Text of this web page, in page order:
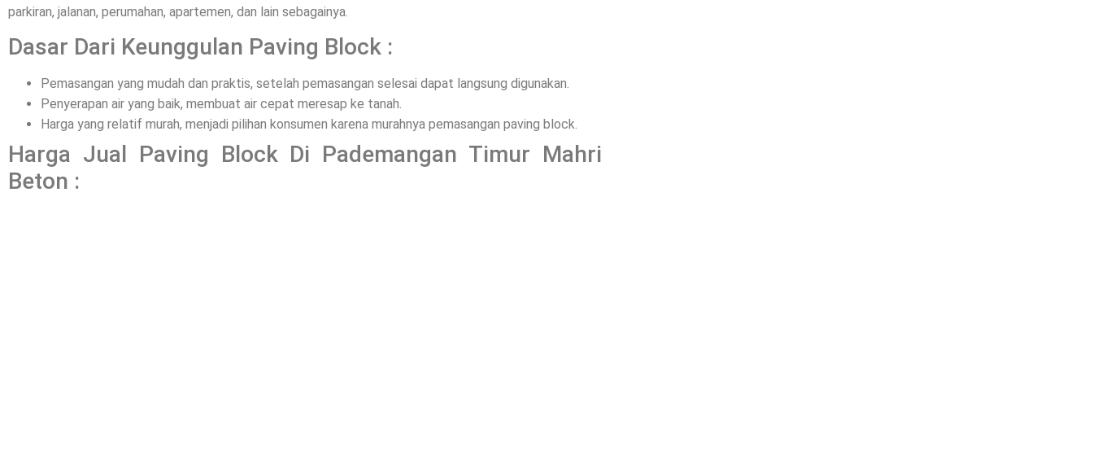
parkiran, jalanan, perumahan, apartemen, dan lain sebagainya.
Dasar Dari Keunggulan Paving Block :
Pemasangan yang mudah dan praktis, setelah pemasangan selesai dapat langsung digunakan.
Penyerapan air yang baik, membuat air cepat meresap ke tanah.
Harga yang relatif murah, menjadi pilihan konsumen karena murahnya pemasangan paving block.
Harga Jual Paving Block Di Pademangan Timur Mahri
Beton :